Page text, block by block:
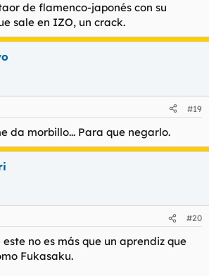
de flamenco-japonés con su
sale en IZO, un crack.
#19
da morbillo... Para que negarlo.
#20
no es más que un aprendiz que
Fukasaku.